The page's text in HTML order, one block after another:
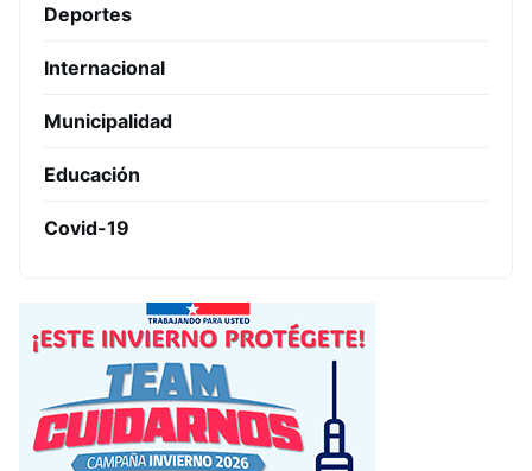
Deportes
Internacional
Municipalidad
Educación
Covid-19